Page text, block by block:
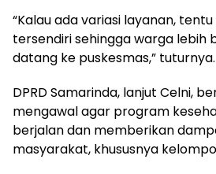
“Kalau ada variasi layanan,
tersendiri sehingga warga lebih
datang ke puskesmas,” tuturnya.
DPRD Samarinda, lanjut Celni,
mengawal agar program
berjalan dan memberikan
masyarakat, khususnya